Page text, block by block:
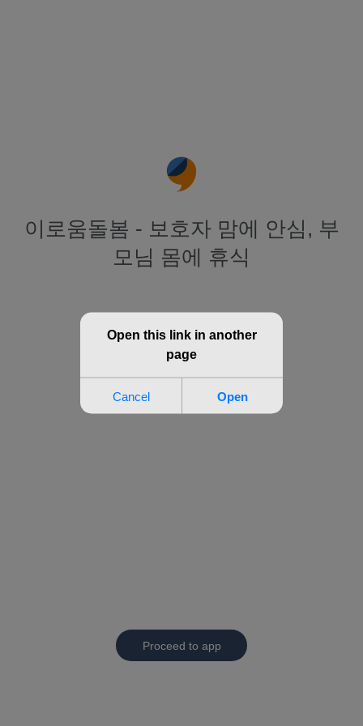
이로움돌봄 - 보호자 맘에 안심, 부
모님 몸에 휴식
Proceed to app